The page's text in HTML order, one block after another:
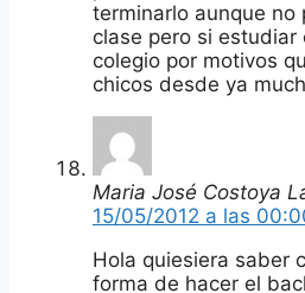
terminarlo aunque no
clase pero si estudiar
colegio por motivos
chicos desde ya
Maria José Costoya
15/05/2012 a las
Hola quiesiera saber
forma de hacer el